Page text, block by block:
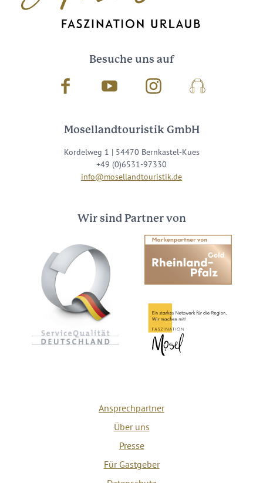
Besuche uns auf
Facebook Youtube InstagramPodcast
Mosellandtouristik GmbH
Kordelweg 1 | 54470 Bernkastel-Kues
+49 (0)6531-97330
info@mosellandtouristik.de
Wir sind Partner von
Ansprechpartner
Über uns
Presse
Für Gastgeber